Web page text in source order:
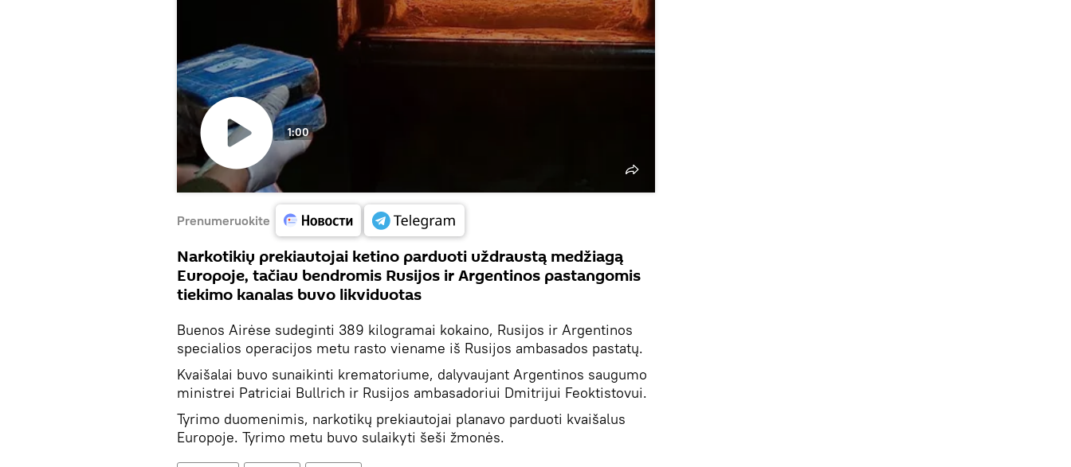
Paleisti
1:00
Prenumeruokite
Narkotikių prekiautojai ketino parduoti uždraustą medžiagą
Europoje, tačiau bendromis Rusijos ir Argentinos pastangomis
tiekimo kanalas buvo likviduotas
Buenos Airėse sudeginti 389 kilogramai kokaino, Rusijos ir Argentinos
specialios operacijos metu rasto viename iš Rusijos ambasados pastatų.
Kvaišalai buvo sunaikinti krematoriume, dalyvaujant Argentinos saugumo
ministrei Patriciai Bullrich ir Rusijos ambasadoriui Dmitrijui Feoktistovui.
Tyrimo duomenimis, narkotikų prekiautojai planavo parduoti kvaišalus
Europoje. Tyrimo metu buvo sulaikyti šeši žmonės.